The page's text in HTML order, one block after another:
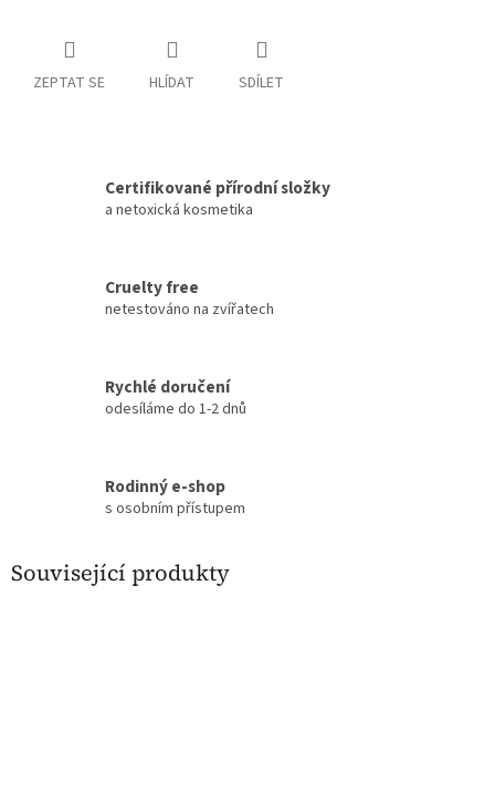
ZEPTAT SE HLÍDAT SDÍLET
Certifikované přírodní složky
a netoxická kosmetika
Cruelty free
netestováno na zvířatech
Rychlé doručení
odesíláme do 1-2 dnů
Rodinný e-shop
s osobním přístupem
Související produkty